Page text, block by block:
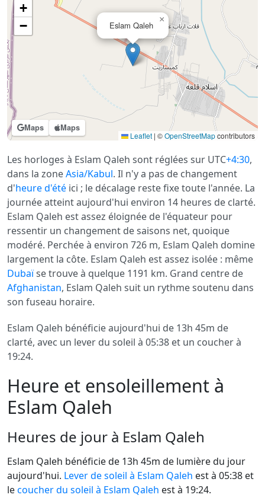
Maps Maps
Eslam Qaleh
×
+
−
Leaflet | ©OpenStreetMapcontributors
Les horloges à Eslam Qaleh sont réglées sur UTC+4:30,
dans la zoneAsia/Kabul. Il n'y a pas de changement
d'heure d'été ici ; le décalage reste fixe toute l'année. La
journée atteint aujourd'hui environ 14 heures de clarté.
Eslam Qaleh est assez éloignée de l'équateur pour
ressentir un changement de saisons net, quoique
modéré. Perchée à environ 726 m, Eslam Qaleh domine
largement la côte. Eslam Qaleh est assez isolée : même
Dubaïse trouve à quelque 1191 km. Grand centre de
Afghanistan, Eslam Qaleh suit un rythme soutenu dans
son fuseau horaire.
Eslam Qaleh bénéficie aujourd'hui de 13h 45m de
clarté, avec un lever du soleil à 05:38 et un coucher à
19:24.
Heure et ensoleillement à
Eslam Qaleh
Heures de jour à Eslam Qaleh
Eslam Qaleh bénéficie de 13h 45m de lumière du jour
aujourd'hui. Lever de soleil à Eslam Qaleh est à 05:38 et
lecoucher du soleil à Eslam Qaleh est à 19:24.